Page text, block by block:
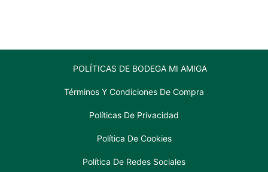
POLÍTICAS DE BODEGA MI AMIGA
Términos Y Condiciones De Compra
Políticas De Privacidad
Política De Cookies
Política De Redes Sociales